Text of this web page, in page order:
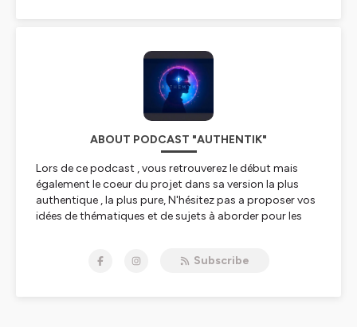
ABOUT PODCAST "AUTHENTIK"
Lors de ce podcast , vous retrouverez le début mais
également le coeur du projet dans sa version la plus
authentique , la plus pure, N'hésitez pas a proposer vos
idées de thématiques et de sujets à aborder pour les
Merci infiniment à tous et Bonne écoute.
Subscribe